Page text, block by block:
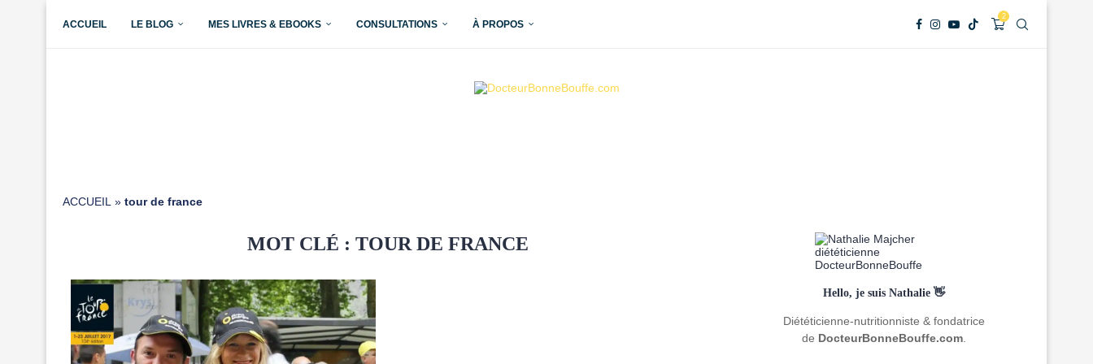
ACCUEIL LE BLOG MES LIVRES & EBOOKS CONSULTATIONS À PROPOS
2
ACCUEIL » tour de france
MOT CLÉ : TOUR DE FRANCE
Hello, je suis Nathalie 👋
Diététicienne-nutritionniste & fondatrice
de DocteurBonneBouffe.com